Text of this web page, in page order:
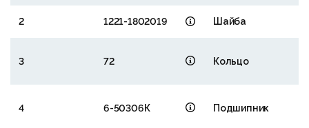
2 1221-1802019 Шайба
3 72 Кольцо
4 6-50306К Подшипник